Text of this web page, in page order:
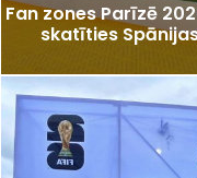
Fan zones Parīzē
skatīties